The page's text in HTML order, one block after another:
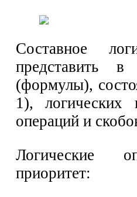
Составное
представить
(формулы),
1), логических
операций и
Логические
приоритет: